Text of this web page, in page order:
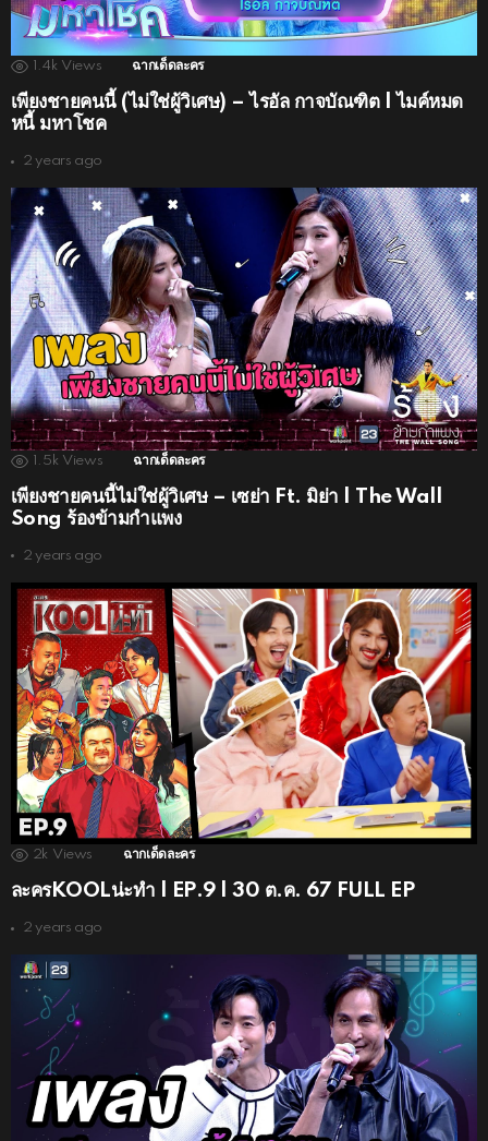
1.4k Views ฉากเด็ดละคร
เพียงชายคนนี้ (ไม่ใช่ผู้วิเศษ) – ไรอัล กาจบัณฑิต | ไมค์หมด
หนี้ มหาโชค
2 years ago
1.5k Views ฉากเด็ดละคร
เพียงชายคนนี้ไม่ใช่ผู้วิเศษ – เซย่า Ft. มิย่า | The Wall
Song ร้องข้ามกำแพง
2 years ago
2k Views ฉากเด็ดละคร
ละครKOOLน่ะทำ | EP.9 | 30 ต.ค. 67 FULL EP
2 years ago